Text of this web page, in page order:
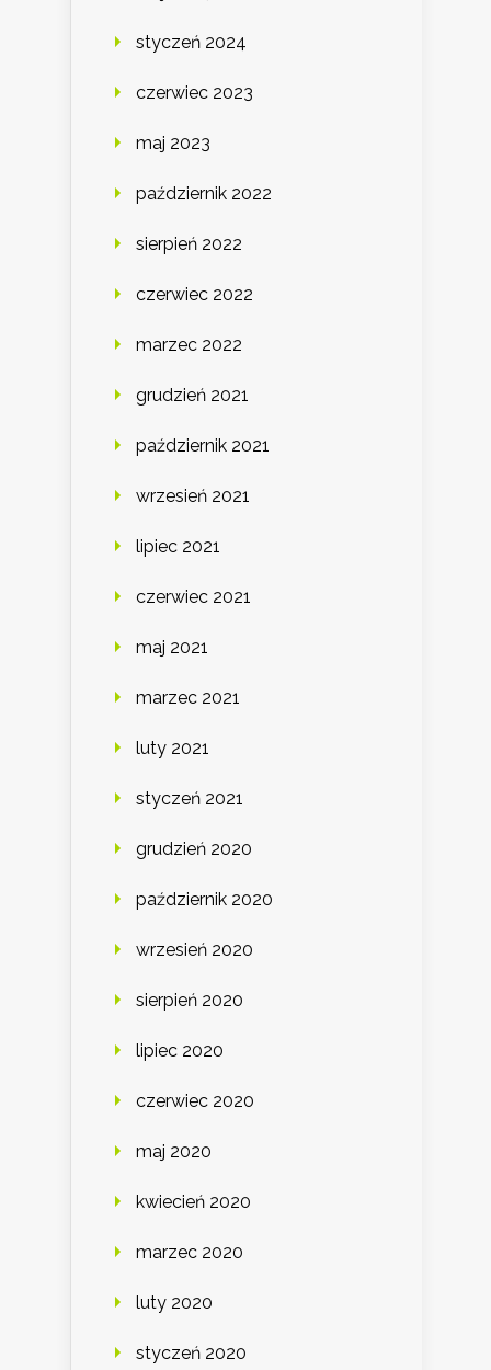
styczeń 2024
czerwiec 2023
maj 2023
październik 2022
sierpień 2022
czerwiec 2022
marzec 2022
grudzień 2021
październik 2021
wrzesień 2021
lipiec 2021
czerwiec 2021
maj 2021
marzec 2021
luty 2021
styczeń 2021
grudzień 2020
październik 2020
wrzesień 2020
sierpień 2020
lipiec 2020
czerwiec 2020
maj 2020
kwiecień 2020
marzec 2020
luty 2020
styczeń 2020